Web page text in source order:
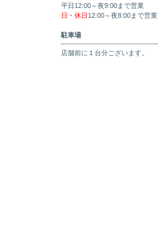
平日12:00～夜9:00まで営業
日・休日 12:00～夜8:00まで営業
駐車場
店舗前に１台分ございます。